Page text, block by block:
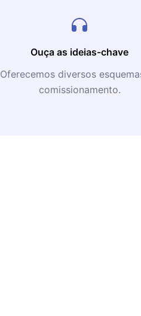
Ouça as ideias-chave
Oferecemos diversos
comissionamento.